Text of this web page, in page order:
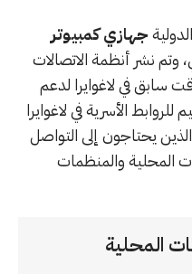
جهازي كمبيوتر
وتم نشر أنظمة الاتصالات
سابق في لاغوايرا لدعم
الأسرية في لاغوايرا
يحتاجون إلى التواصل
المحلية والمنظمات
المحلية